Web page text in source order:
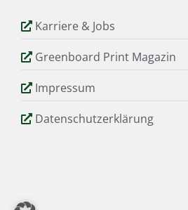
Karriere & Jobs
Greenboard Print Magazin
Impressum
Datenschutzerklärung